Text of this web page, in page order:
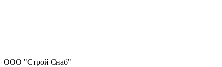
ООО "Строй Снаб"